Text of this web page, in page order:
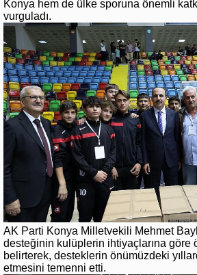
Konya hem de ülke sporuna önemli
vurguladı.
AK Parti Konya Milletvekili Mehmet
desteğinin kulüplerin ihtiyaçlarına göre
belirterek, desteklerin önümüzdeki
etmesini temenni etti.